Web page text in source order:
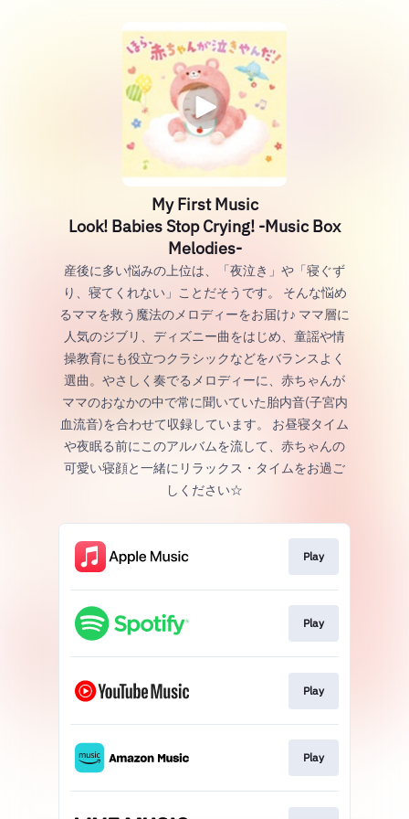
My First Music
Look! Babies Stop Crying! -Music Box
Melodies-
産後に多い悩みの上位は、「夜泣き」や「寝ぐず
り、寝てくれない」ことだそうです。 そんな悩め
るママを救う魔法のメロディーをお届け♪ ママ層に
人気のジブリ、ディズニー曲をはじめ、童謡や情
操教育にも役立つクラシックなどをバランスよく
選曲。やさしく奏でるメロディーに、赤ちゃんが
ママのおなかの中で常に聞いていた胎内音(子宮内
血流音)を合わせて収録しています。 お昼寝タイム
や夜眠る前にこのアルバムを流して、赤ちゃんの
可愛い寝顔と一緒にリラックス・タイムをお過ご
しください☆
Play
Play
Play
Play